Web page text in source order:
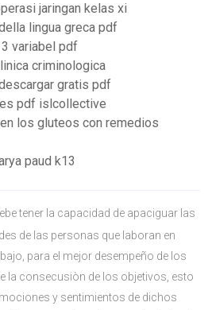
jaringan kelas xi
lingua greca pdf
variabel pdf
criminologica
gratis pdf
pdf islcollective
los gluteos con remedios
paud k13
tener la capacidad de apaciguar las
de las personas que laboran en
para el mejor desempeño de los
la consecusiòn de los objetivos, esto
y sentimientos de dichos